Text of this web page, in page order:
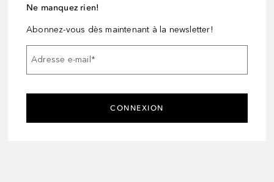
Ne manquez rien!
Abonnez-vous dès maintenant à la newsletter!
Adresse e-mail*
CONNEXION